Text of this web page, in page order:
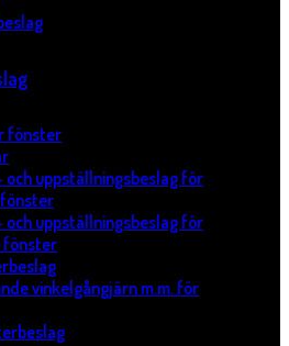
fönster
och uppställningsbeslag för
och uppställningsbeslag för
fönster
vinkelgångjärn m.m. för